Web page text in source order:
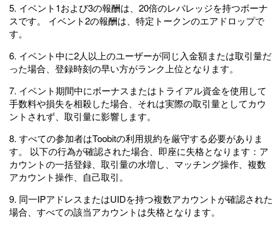
5. イベント1および3の報酬は、20倍のレバレッジを持つボーナ
スです。 イベント2の報酬は、特定トークンのエアドロップで
す。
6. イベント中に2人以上のユーザーが同じ入金額または取引量だ
った場合、登録時刻の早い方がランク上位となります。
7. イベント期間中にボーナスまたはトライアル資金を使用して
手数料や損失を相殺した場合、それは実際の取引量としてカウ
ントされず、取引量に影響します。
8. すべての参加者はToobitの利用規約を厳守する必要がありま
す。 以下の行為が確認された場合、即座に失格となります：ア
カウントの一括登録、取引量の水増し、マッチング操作、複数
アカウント操作、自己取引。
9. 同一IPアドレスまたはUIDを持つ複数アカウントが確認された
場合、すべての該当アカウントは失格となります。